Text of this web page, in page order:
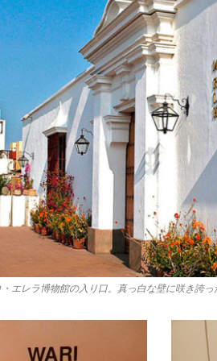
エレラ博物館の入り口。真っ白な壁に咲き誇